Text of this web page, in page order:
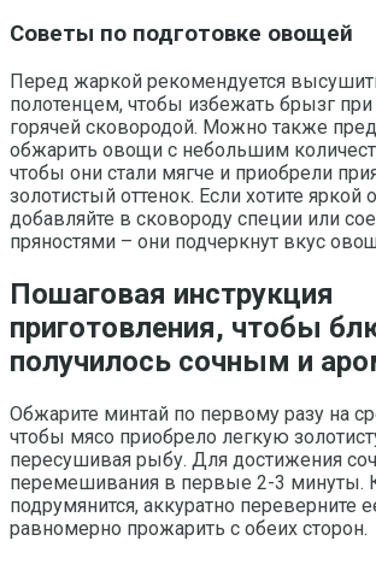
Советы по подготовке овощей
Перед жаркой рекомендуется
полотенцем, чтобы избежать брызг при
горячей сковородой. Можно также
обжарить овощи с небольшим
чтобы они стали мягче и приобрели
золотистый оттенок. Если хотите яркой
добавляйте в сковороду специи или
пряностями – они подчеркнут вкус
Пошаговая инструкция
приготовления, чтобы
получилось сочным и
Обжарите минтай по первому разу на
чтобы мясо приобрело легкую
пересушивая рыбу. Для достижения
перемешивания в первые 2-3 минуты.
подрумянится, аккуратно переверните
равномерно прожарить с обеих сторон.